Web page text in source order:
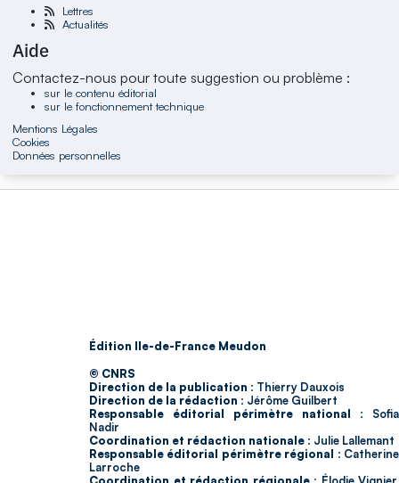
Lettres
Actualités
Aide
Contactez-nous pour toute suggestion ou problème :
sur le contenu éditorial
sur le fonctionnement technique
Mentions Légales
Cookies
Données personnelles
Édition Ile-de-France Meudon
© CNRS
Direction de la publication : Thierry Dauxois
Direction de la rédaction : Jérôme Guilbert
Responsable éditorial périmètre national : Sofia
Nadir
Coordination et rédaction nationale : Julie Lallemant
Responsable éditorial périmètre régional : Catherine
Larroche